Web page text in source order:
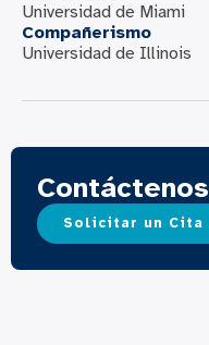
Universidad de Miami
Compañerismo
Universidad de Illinois
Contáctenos
Solicitar un Cita